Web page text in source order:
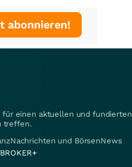
abonnieren!
für einen aktuellen und fundierten
treffen.
und BörsenNews